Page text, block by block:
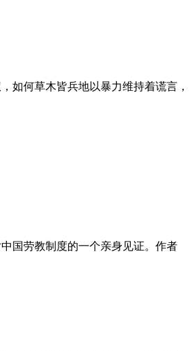
如何草木皆兵地以暴力维持着谎言，
国劳教制度的一个亲身见证。作者